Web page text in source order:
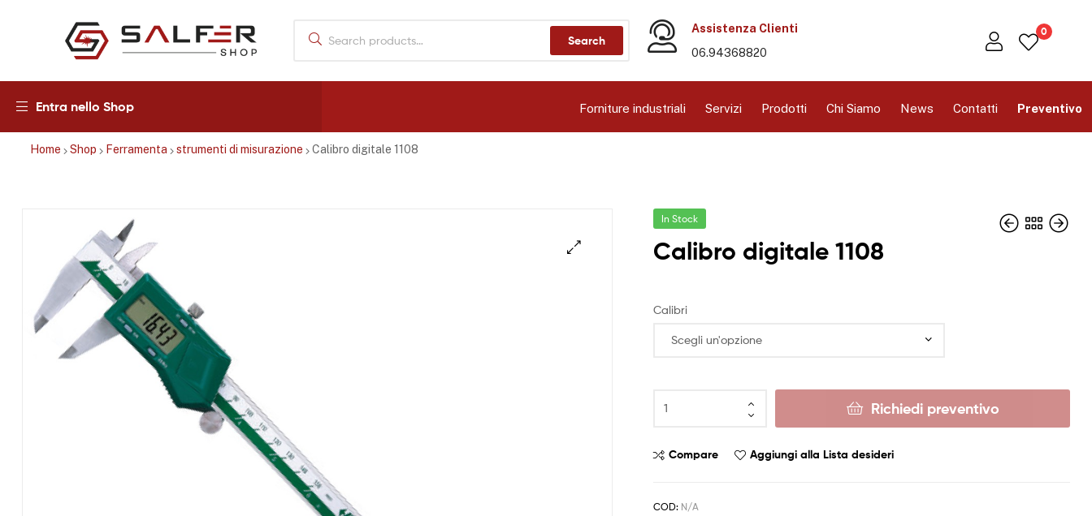
Salfershop
Search
Assistenza Clienti
06.94368820
0
Entra nello Shop Forniture industriali Servizi Prodotti Chi Siamo News Contatti Preventivo
Home Shop Ferramenta strumenti di misurazione Calibro digitale 1108
In Stock
Calibro digitale 1108
Calibri
Richiedi preventivo
Compare Aggiungi alla Lista desideri
COD: N/A